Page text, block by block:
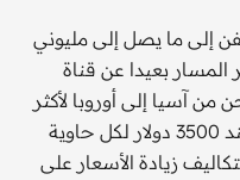
إلى ما يصل إلى مليوني
المسار بعيدا عن قناة
آسيا إلى أوروبا لأكثر
من مثلي المتوسط في عام 2023 عند 3500 دولار لكل حاوية
التكاليف زيادة الأسعار على